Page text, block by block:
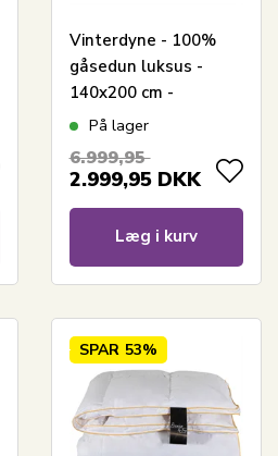
Vinterdyne - 100%
gåsedun luksus -
140x200 cm -
Excellent By Borg
Diamanten
På lager
6.999,95
2.999,95 DKK
Læg i kurv
SPAR 53%